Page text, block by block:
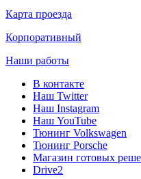
Карта проезда
Корпоративный
Наши работы
В контакте
Наш Twitter
Наш Instagram
Наш YouTube
Тюнинг Volkswagen
Тюнинг Porsche
Магазин готовых
Drive2